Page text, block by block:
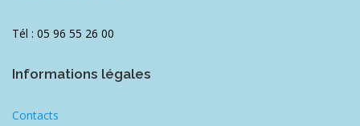
Tél : 05 96 55 26 00
Informations légales
Contacts